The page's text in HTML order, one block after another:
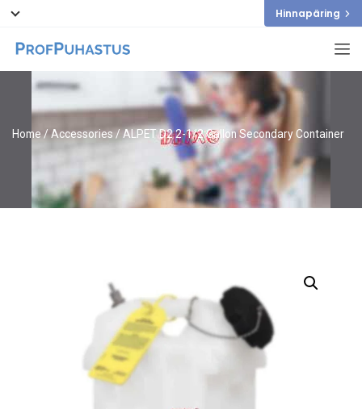
Hinnapäring
Home / Accessories/ ALPET D2 2-1/2 Gallon Secondary Container